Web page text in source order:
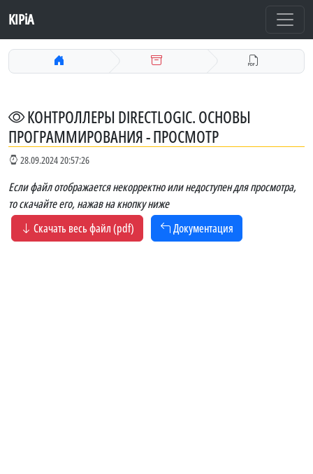
KIPiA
КОНТРОЛЛЕРЫ DIRECTLOGIC. ОСНОВЫ
ПРОГРАММИРОВАНИЯ - ПРОСМОТР
28.09.2024 20:57:26
Если файл отображается некорректно или недоступен для просмотра,
то скачайте его, нажав на кнопку ниже
Скачать весь файл (pdf)
Документация